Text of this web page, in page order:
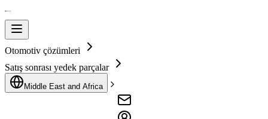
Otomotiv çözümleri
Satış sonrası yedek parçalar
Middle East and Africa